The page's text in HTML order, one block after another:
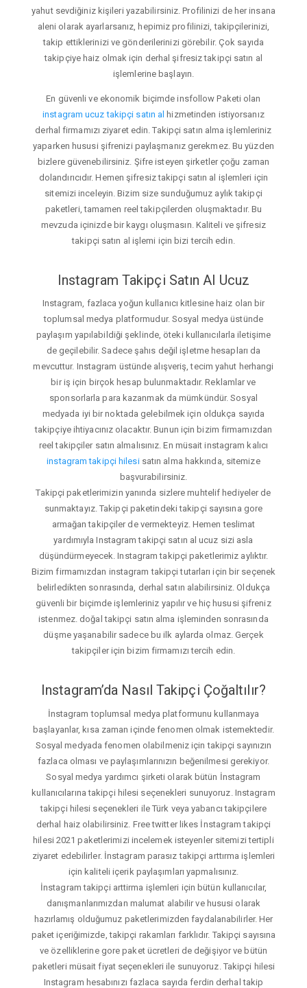
yahut sevdiğiniz kişileri yazabilirsiniz. Profilinizi de her insana
aleni olarak ayarlarsanız, hepimiz profilinizi, takipçilerinizi,
takip ettiklerinizi ve gönderilerinizi görebilir. Çok sayıda
takipçiye haiz olmak için derhal şifresiz takipçi satın al
işlemlerine başlayın.
En güvenli ve ekonomik biçimde insfollow Paketi olan
instagram ucuz takipçi satın al hizmetinden istiyorsanız
derhal firmamızı ziyaret edin. Takipçi satın alma işlemleriniz
yaparken hususi şifrenizi paylaşmanız gerekmez. Bu yüzden
bizlere güvenebilirsiniz. Şifre isteyen şirketler çoğu zaman
dolandırıcıdır. Hemen şifresiz takipçi satın al işlemleri için
sitemizi inceleyin. Bizim size sunduğumuz aylık takipçi
paketleri, tamamen reel takipçilerden oluşmaktadır. Bu
mevzuda içinizde bir kaygı oluşmasın. Kaliteli ve şifresiz
takipçi satın al işlemi için bizi tercih edin.
Instagram Takipçi Satın Al Ucuz
Instagram, fazlaca yoğun kullanıcı kitlesine haiz olan bir
toplumsal medya platformudur. Sosyal medya üstünde
paylaşım yapılabildiği şeklinde, öteki kullanıcılarla iletişime
de geçilebilir. Sadece şahıs değil işletme hesapları da
mevcuttur. Instagram üstünde alışveriş, tecim yahut herhangi
bir iş için birçok hesap bulunmaktadır. Reklamlar ve
sponsorlarla para kazanmak da mümkündür. Sosyal
medyada iyi bir noktada gelebilmek için oldukça sayıda
takipçiye ihtiyacınız olacaktır. Bunun için bizim firmamızdan
reel takipçiler satın almalısınız. En müsait instagram kalıcı
instagram takipçi hilesisatın alma hakkında, sitemize
başvurabilirsiniz.
Takipçi paketlerimizin yanında sizlere muhtelif hediyeler de
sunmaktayız. Takipçi paketindeki takipçi sayısına gore
armağan takipçiler de vermekteyiz. Hemen teslimat
yardımıyla Instagram takipçi satın al ucuz sizi asla
düşündürmeyecek. Instagram takipçi paketlerimiz aylıktır.
Bizim firmamızdan instagram takipçi tutarları için bir seçenek
belirledikten sonrasında, derhal satın alabilirsiniz. Oldukça
güvenli bir biçimde işlemleriniz yapılır ve hiç hususi şifreniz
istenmez. doğal takipçi satın alma işleminden sonrasında
düşme yaşanabilir sadece bu ilk aylarda olmaz. Gerçek
takipçiler için bizim firmamızı tercih edin.
Instagram’da Nasıl Takipçi Çoğaltılır?
İnstagram toplumsal medya platformunu kullanmaya
başlayanlar, kısa zaman içinde fenomen olmak istemektedir.
Sosyal medyada fenomen olabilmeniz için takipçi sayınızın
fazlaca olması ve paylaşımlarınızın beğenilmesi gerekiyor.
Sosyal medya yardımcı şirketi olarak bütün İnstagram
kullanıcılarına takipçi hilesi seçenekleri sunuyoruz. Instagram
takipçi hilesi seçenekleri ile Türk veya yabancı takipçilere
derhal haiz olabilirsiniz. Free twitter likes İnstagram takipçi
hilesi 2021 paketlerimizi incelemek isteyenler sitemizi tertipli
ziyaret edebilirler. İnstagram parasız takipçi arttırma işlemleri
için kaliteli içerik paylaşımları yapmalısınız.
İnstagram takipçi arttirma işlemleri için bütün kullanıcılar,
danışmanlarımızdan malumat alabilir ve hususi olarak
hazırlamış olduğumuz paketlerimizden faydalanabilirler. Her
paket içeriğimizde, takipçi rakamları farklıdır. Takipçi sayısına
ve özelliklerine gore paket ücretleri de değişiyor ve bütün
paketleri müsait fiyat seçenekleri ile sunuyoruz. Takipçi hilesi
Instagram hesabınızı fazlaca sayıda ferdin derhal takip